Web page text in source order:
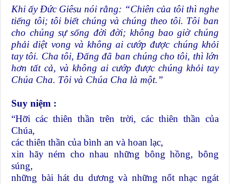
Khi ấy Ðức Giêsu nói rằng: “Chiên của tôi thì nghe
tiếng tôi; tôi biết chúng và chúng theo tôi. Tôi ban
cho chúng sự sống đời đời; không bao giờ chúng
phải diệt vong và không ai cướp được chúng khỏi
tay tôi. Cha tôi, Ðấng đã ban chúng cho tôi, thì lớn
hơn tất cả, và không ai cướp được chúng khỏi tay
Chúa Cha. Tôi và Chúa Cha là một.”
Suy niệm :
“Hỡi các thiên thần trên trời, các thiên thần của
Chúa,
các thiên thần của bình an và hoan lạc,
xin hãy ném cho nhau những bông hồng, bông
súng,
những bài hát du dương và những nốt nhạc ngát